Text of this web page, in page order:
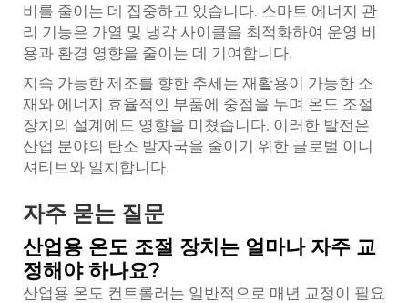
비를 줄이는 데 집중하고 있습니다. 스마트 에너지 관
리 기능은 가열 및 냉각 사이클을 최적화하여 운영 비
용과 환경 영향을 줄이는 데 기여합니다.
지속 가능한 제조를 향한 추세는 재활용이 가능한 소
재와 에너지 효율적인 부품에 중점을 두며 온도 조절
장치의 설계에도 영향을 미쳤습니다. 이러한 발전은
산업 분야의 탄소 발자국을 줄이기 위한 글로벌 이니
셔티브와 일치합니다.
자주 묻는 질문
산업용 온도 조절 장치는 얼마나 자주 교
정해야 하나요?
산업용 온도 컨트롤러는 일반적으로 매년 교정이 필요